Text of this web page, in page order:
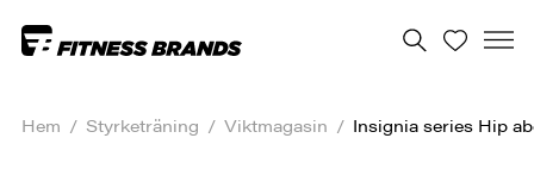
Hem / Styrketräning / Viktmagasin / Insignia series Hip